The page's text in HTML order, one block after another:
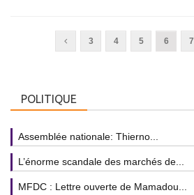
3 4 5 6 7
POLITIQUE
Assemblée nationale: Thierno...
L’énorme scandale des marchés de...
MFDC : Lettre ouverte de Mamadou...